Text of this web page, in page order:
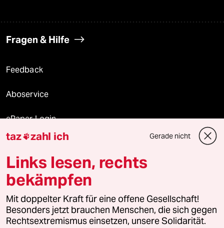
Fragen & Hilfe
Feedback
Aboservice
ePaper Login
Downloads für Abonnierende
© 2026 taz Verlags und Vertriebs GmbH
Alle Rechte vorbehalten. Bei rechtlichen Fragen oder für Genehmigungen
wenden Sie sich bitte an
lizenzen@taz.de
taz zahl ich Gerade nicht
Links lesen, rechts
bekämpfen
Mit doppelter Kraft für eine offene Gesellschaft!
Besonders jetzt brauchen Menschen, die sich gegen
Rechtsextremismus einsetzen, unsere Solidarität.